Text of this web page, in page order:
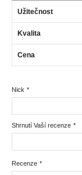
Užitečnost
Kvalita
Cena
*
Nick
*
Shrnutí Vaší recenze
*
Recenze